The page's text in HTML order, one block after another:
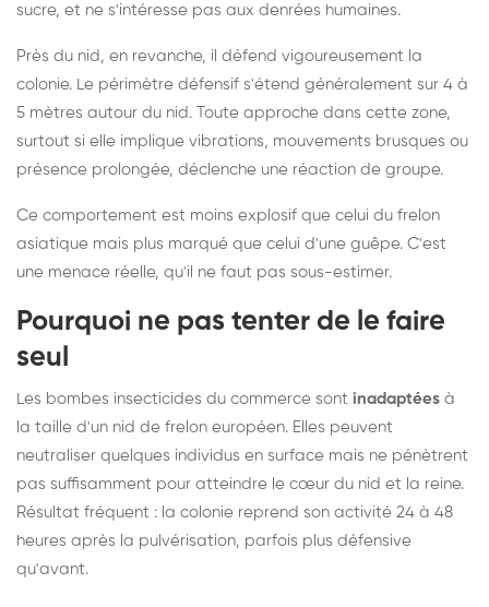
sucre, et ne s'intéresse pas aux denrées humaines.
Près du nid, en revanche, il défend vigoureusement la
colonie. Le périmètre défensif s'étend généralement sur 4 à
5 mètres autour du nid. Toute approche dans cette zone,
surtout si elle implique vibrations, mouvements brusques ou
présence prolongée, déclenche une réaction de groupe.
Ce comportement est moins explosif que celui du frelon
asiatique mais plus marqué que celui d'une guêpe. C'est
une menace réelle, qu'il ne faut pas sous-estimer.
Pourquoi ne pas tenter de le faire
seul
Les bombes insecticides du commerce sont inadaptées à
la taille d'un nid de frelon européen. Elles peuvent
neutraliser quelques individus en surface mais ne pénètrent
pas suffisamment pour atteindre le cœur du nid et la reine.
Résultat fréquent : la colonie reprend son activité 24 à 48
heures après la pulvérisation, parfois plus défensive
qu'avant.